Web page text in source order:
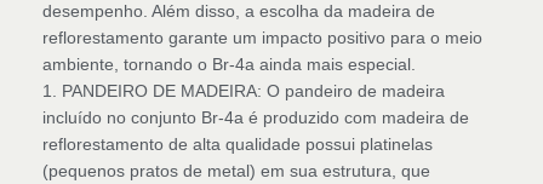
desempenho. Além disso, a escolha da madeira de
reflorestamento garante um impacto positivo para o meio
ambiente, tornando o Br-4a ainda mais especial.
1. PANDEIRO DE MADEIRA: O pandeiro de madeira
incluído no conjunto Br-4a é produzido com madeira de
reflorestamento de alta qualidade possui platinelas
(pequenos pratos de metal) em sua estrutura, que